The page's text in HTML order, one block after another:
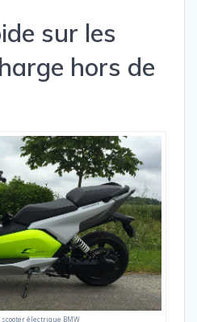
sur les
hors de
scooter électrique BMW